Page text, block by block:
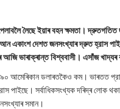
লৈছে ইয়াৰ বহন ক্ষমতা।
আন একাংশ দেশত জনসংখ্যাৰ দ্রুত হ্রাস
ভাৰাক্ৰান্ত বিশ্ববাসী। এসাঁজ খাদ্যৰ
আমেৰিকান ডলাৰতকৈও কম। ভাৰতত
পাইছে। সর্বাধিকসংখ্যক দৰিদ্ৰ লোক
সমান।